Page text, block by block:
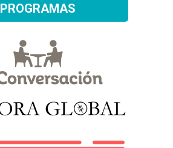
PROGRAMAS